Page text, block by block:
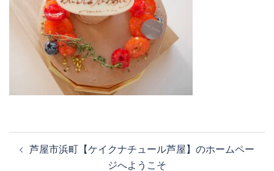
稿
芦屋市浜町【ケイクナチュール芦屋】のホームペー
ジへようこそ